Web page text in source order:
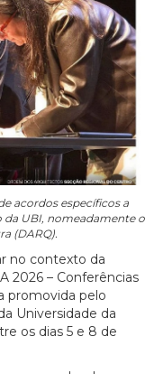
acordos específicos a
da UBI, nomeadamente o
(DARQ).
no contexto da
2026 – Conferências
promovida pelo
Universidade da
os dias 5 e 8 de